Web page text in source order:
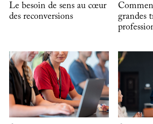
Le besoin de sens au cœur
des reconversions
grandes